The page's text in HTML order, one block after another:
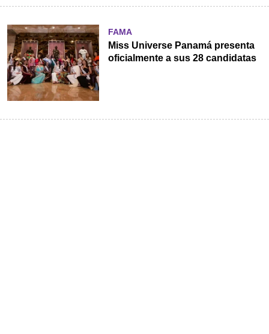
FAMA
Miss Universe Panamá presenta
oficialmente a sus 28 candidatas